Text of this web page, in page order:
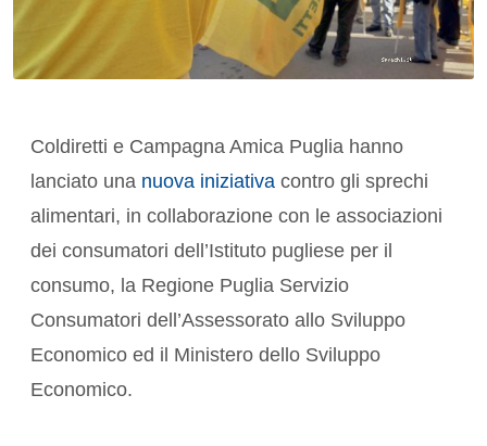
Coldiretti e Campagna Amica Puglia hanno
lanciato una nuova iniziativa contro gli sprechi
alimentari, in collaborazione con le associazioni
dei consumatori dell’Istituto pugliese per il
consumo, la Regione Puglia Servizio
Consumatori dell’Assessorato allo Sviluppo
Economico ed il Ministero dello Sviluppo
Economico.